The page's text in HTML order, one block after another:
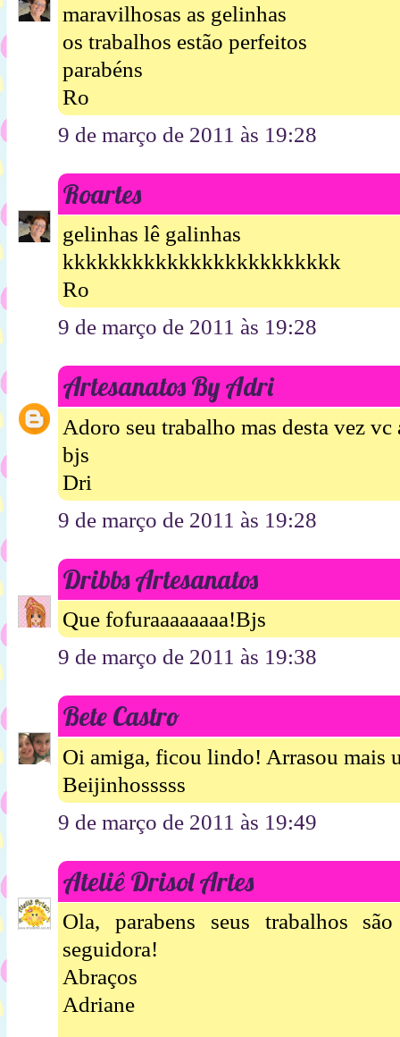
maravilhosas as gelinhas
os trabalhos estão perfeitos
parabéns
Ro
9 de março de 2011 às 19:28
Roartes
gelinhas lê galinhas
kkkkkkkkkkkkkkkkkkkkkkkk
Ro
9 de março de 2011 às 19:28
Artesanatos By Adri
Adoro seu trabalho mas desta vez vc
bjs
Dri
9 de março de 2011 às 19:28
Dribbs Artesanatos
Que fofuraaaaaaaa!Bjs
9 de março de 2011 às 19:38
Bete Castro
Oi amiga, ficou lindo! Arrasou mais
Beijinhosssss
9 de março de 2011 às 19:49
Ateliê Drisol Artes
Ola, parabens seus trabalhos
seguidora!
Abraços
Adriane